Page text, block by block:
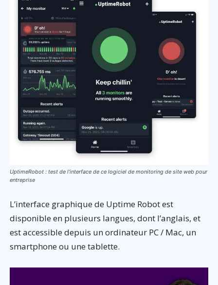
UptimeRobot : test de l’interface de ce logiciel de monitoring de site web pour
entreprise
L’interface graphique de Uptime Robot est
disponible en plusieurs langues, dont l’anglais, et
est accessible depuis un ordinateur PC / Mac, un
smartphone ou une tablette.